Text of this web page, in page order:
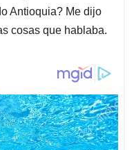
Antioquia? Me dijo
cosas que hablaba.